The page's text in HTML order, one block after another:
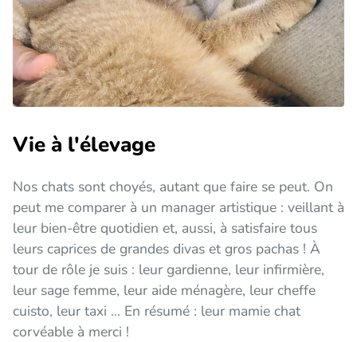
Vie à l'élevage
Nos chats sont choyés, autant que faire se peut. On
peut me comparer à un manager artistique : veillant à
leur bien-être quotidien et, aussi, à satisfaire tous
leurs caprices de grandes divas et gros pachas ! À
tour de rôle je suis : leur gardienne, leur infirmière,
leur sage femme, leur aide ménagère, leur cheffe
cuisto, leur taxi ... En résumé : leur mamie chat
corvéable à merci !